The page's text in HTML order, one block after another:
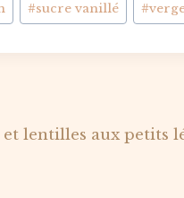
#sucre vanillé #
lentilles aux petits